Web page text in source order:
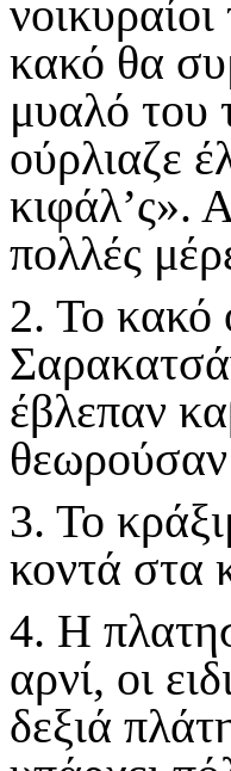
κακό θα
μυαλό του
ούρλιαζε
κιφάλ’ς».
πολλές
2. Το κακό
έβλεπαν
3. Το
κοντά στα
4. Η
αρνί, οι
δεξιά